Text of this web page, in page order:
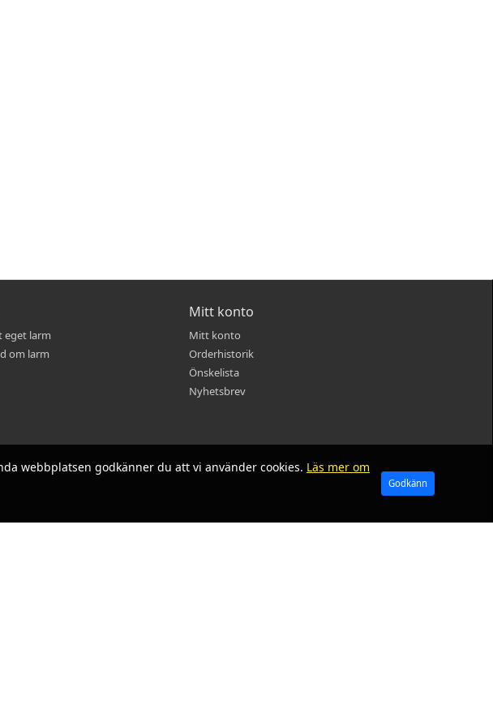
webbplatsen godkänner du att vi använder cookies. Läs mer om
Godkänn
eget larm
om larm
Mitt konto
Mitt konto
Orderhistorik
Önskelista
Nyhetsbrev